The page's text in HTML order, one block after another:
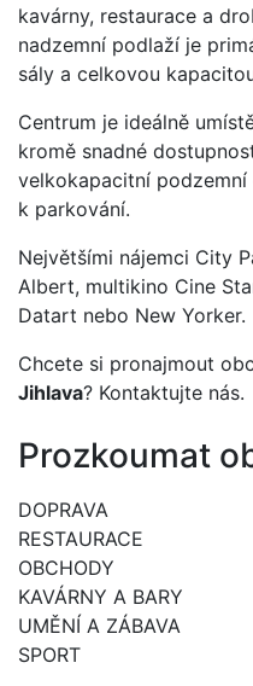
kavárny, restaurace a
nadzemní podlaží je
sály a celkovou
Centrum je ideálně
kromě snadné
velkokapacitní
k parkování.
Největšími nájemci City
Albert, multikino Cine
Datart nebo New Yorker.
Chcete si pronajmout
Jihlava? Kontaktujte nás.
Prozkoumat
DOPRAVA
RESTAURACE
OBCHODY
KAVÁRNY A BARY
UMĚNÍ A ZÁBAVA
SPORT